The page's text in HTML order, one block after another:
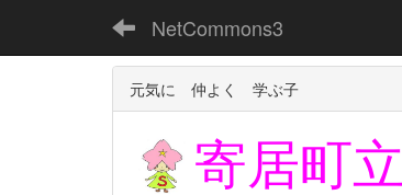
NetCommons3
元気に 仲よく 学ぶ子
寄居町立